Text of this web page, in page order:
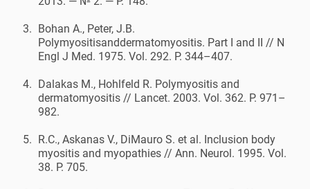
Bohan A., Peter, J.B.
Polymyositisanddermatomyositis. Part I and II // N
Engl J Med. 1975. Vol. 292. Р. 344–407.
Dalakas M., Hohlfeld R. Polymyositis and
dermatomyositis // Lancet. 2003. Vol. 362. Р. 971–
982.
R.C., Askanas V., DiMauro S. et al. Inclusion body
myositis and myopathies // Ann. Neurol. 1995. Vol.
38. Р. 705.